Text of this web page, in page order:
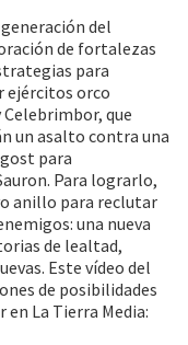
del
de fortalezas
para
ejércitos orco
que
un asalto contra una
para
Para lograrlo,
anillo para reclutar
una nueva
de lealtad,
Este vídeo del
de posibilidades
La Tierra Media: